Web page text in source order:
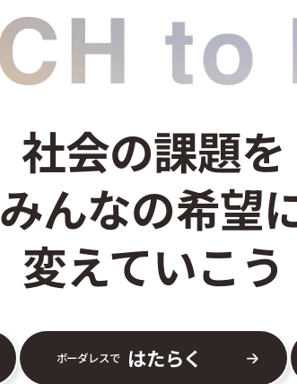
社会の課題を
みんなの希望
変えていこう
ボーダレスで はたらく